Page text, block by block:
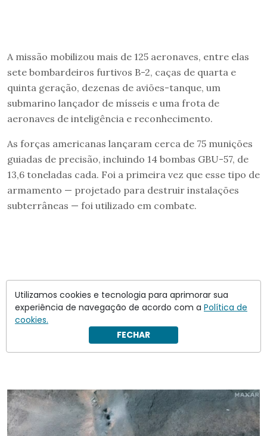
A missão mobilizou mais de 125 aeronaves, entre elas
sete bombardeiros furtivos B-2, caças de quarta e
quinta geração, dezenas de aviões-tanque, um
submarino lançador de mísseis e uma frota de
aeronaves de inteligência e reconhecimento.
As forças americanas lançaram cerca de 75 munições
guiadas de precisão, incluindo 14 bombas GBU-57, de
13,6 toneladas cada. Foi a primeira vez que esse tipo de
armamento — projetado para destruir instalações
subterrâneas — foi utilizado em combate.
Utilizamos cookies e tecnologia para aprimorar sua
experiência de navegação de acordo com a Política de
cookies.
FECHAR